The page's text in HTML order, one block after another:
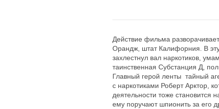
Действие фильма
Орандж, штат Калифорния. В эту
захлестнул вал наркотиков,
таинственная Субстанция Д,
Главный герой ленты  тайный
с наркотиками Роберт Арктор,
деятельности тоже
ему поручают шпионить за его